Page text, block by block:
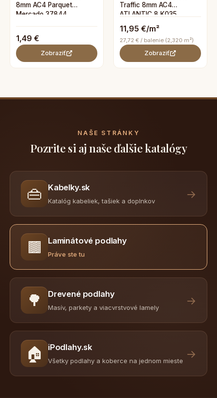
8mm AC4 Parquet
Mercado 37844
1,49 €
Zobraziť
Traffic 8mm AC4
ATLANTIC 8 K035
11,95 €/m²
27,72 € / balenie (2,320 m²)
Zobraziť
NAŠE STRÁNKY
Pozrite si aj naše ďalšie katalógy
👜 Kabelky.sk
Katalóg kabeliek, tašiek a doplnkov
→
🟫 Laminátové podlahy
Práve ste tu
🌳 Drevené podlahy
Masív, parkety a viacvrstvové lamely
→
🏠 iPodlahy.sk
Všetky podlahy a koberce na jednom mieste
→